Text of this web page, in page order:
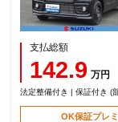
支払総額
142.9 万円
法定整備付き | 保証付き (
OK保証プレ